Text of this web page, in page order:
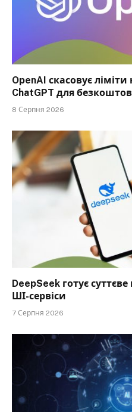
OpenAI скасовує ліміти
ChatGPT для
8 Серпня 2026
DeepSeek готує
ШІ-сервіси
7 Серпня 2026